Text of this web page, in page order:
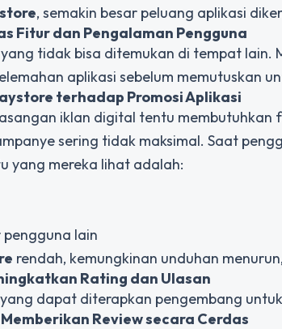
, semakin besar peluang aplikasi
Fitur dan Pengalaman Pengguna
tidak bisa ditemukan di tempat
aplikasi sebelum memutuskan
terhadap Promosi Aplikasi
iklan digital tentu membutuhkan
sering tidak maksimal. Saat
yang mereka lihat adalah:
lain
rendah, kemungkinan unduhan
Rating dan Ulasan
dapat diterapkan pengembang
Review secara Cerdas